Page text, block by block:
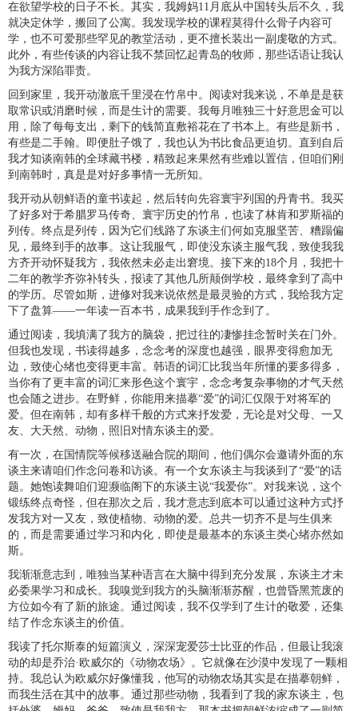
在欲望学校的日子不长。其实，我姆妈11月底从中国转头后不久，我
就决定休学，搬回了公寓。我发现学校的课程莫得什么骨子内容可
学，也不可爱那些罕见的教堂活动，更不擅长装出一副虔敬的方式。
此外，有些传谈的内容让我不禁回忆起青岛的牧师，那些话语让我认
为我方深陷罪责。
回到家里，我开动澈底千里浸在竹帛中。阅读对我来说，不单是是获
取常识或消磨时候，而是生计的需要。我每月唯独三十好意思金可以
用，除了每每支出，剩下的钱简直敷裕花在了书本上。有些是新书，
有些是二手翰。即便肚子饿了，我也认为书比食品更迫切。直到自后
我才知谈南韩的全球藏书楼，精致起来果然有些难以置信，但咱们刚
到南韩时，真是是对好多事情一无所知。
我开动从朝鲜语的童书读起，然后转向先容寰宇列国的丹青书。我买
了好多对于希腊罗马传奇、寰宇历史的竹帛，也读了林肯和罗斯福的
列传。终点是列传，因为它们线路了东谈主们何如克服坚苦、糟蹋偏
见，最终到手的故事。这让我服气，即使没东谈主服气我，致使我我
方齐开动怀疑我方，我依然未必走出窘境。接下来的18个月，我把十
二年的教学齐弥补转头，报读了其他几所颠倒学校，最终拿到了高中
的学历。尽管如斯，进修对我来说依然是最灵验的方式，我给我方定
下了盘算——一年读一百本书，成果我到手作念到了。
通过阅读，我填满了我方的脑袋，把过往的凄惨挂念暂时关在门外。
但我也发现，书读得越多，念念考的深度也越强，眼界变得愈加无
边，致使心绪也变得更丰富。韩语的词汇比我当年所懂的要多得多，
当你有了更丰富的词汇来形色这个寰宇，念念考复杂事物的才气天然
也会随之进步。在野鲜，你能用来描摹“爱”的词汇仅限于对将军的
爱。但在南韩，却有多样千般的方式来抒发爱，无论是对父母、一又
友、大天然、动物，照旧对情东谈主的爱。
有一次，在国情院等候移送融合院的期间，他们偶尔会邀请外面的东
谈主来请咱们作念问卷和访谈。有一个女东谈主与我谈到了“爱”的话
题。她饱读舞咱们迎濒临阁下的东谈主说“我爱你”。对我来说，这个
锻练终点奇怪，但在那次之后，我才意志到底本可以通过这种方式抒
发我方对一又友，致使植物、动物的爱。总共一切齐不是与生俱来
的，而是需要通过学习和内化，即使是最基本的东谈主类心绪亦然如
斯。
我渐渐意志到，唯独当某种语言在大脑中得到充分发展，东谈主才未
必委果学习和成长。我嗅觉到我方的头脑渐渐苏醒，也曾昏黑荒废的
方位如今有了新的旅途。通过阅读，我不仅学到了生计的敬爱，还集
结了作念东谈主的价值。
我读了托尔斯泰的短篇演义，深深宠爱莎士比亚的作品，但最让我滚
动的却是乔治·欧威尔的《动物农场》。它就像在沙漠中发现了一颗相
持。我总认为欧威尔好像懂我，他写的动物农场其实是在描摹朝鲜，
而我生活在其中的故事。通过那些动物，我看到了我的家东谈主，包